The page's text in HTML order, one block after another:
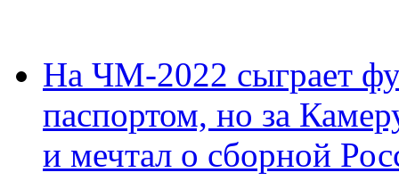
На ЧМ-2022 сыграет
паспортом, но за
и мечтал о сборной